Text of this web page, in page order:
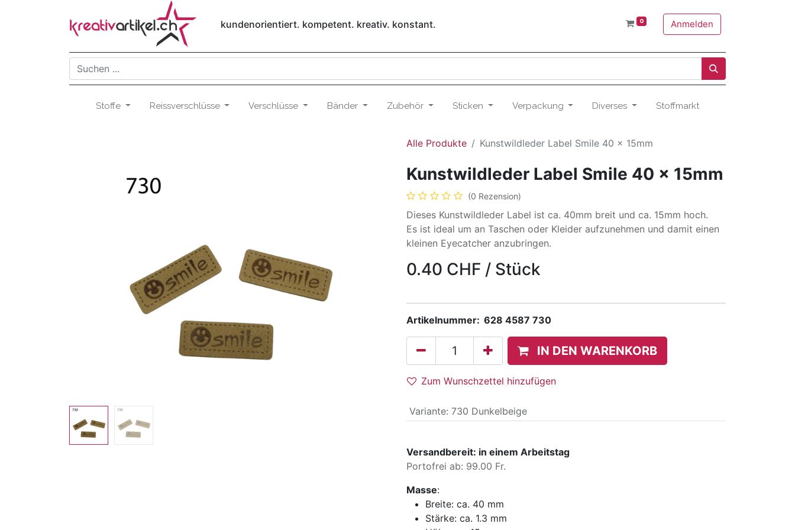
kundenorientiert. kompetent. kreativ. konstant. 0 Anmelden
Stoffe Reissverschlüsse Verschlüsse Bänder Zubehör Sticken Verpackung Diverses Stoffmarkt
Alle Produkte Kunstwildleder Label Smile 40 x 15mm
Kunstwildleder Label Smile 40 x 15mm
(0 Rezension)
Dieses Kunstwildleder Label ist ca. 40mm breit und ca. 15mm hoch.
Es ist ideal um an Taschen oder Kleider aufzunehmen und damit einen
kleinen Eyecatcher anzubringen.
0.40 CHF / Stück
Artikelnummer: 628 4587 730
IN DEN WARENKORB
Zum Wunschzettel hinzufügen
Variante: 730 Dunkelbeige
Versandbereit: in einem Arbeitstag
Portofrei ab: 99.00 Fr.
Masse:
Breite: ca. 40 mm
Stärke: ca. 1.3 mm